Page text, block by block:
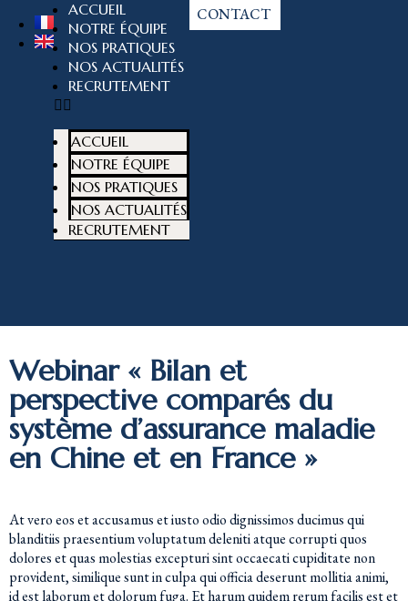
ACCUEIL
NOTRE ÉQUIPE
NOS PRATIQUES
NOS ACTUALITÉS
RECRUTEMENT
ACCUEIL
NOTRE ÉQUIPE
NOS PRATIQUES
NOS ACTUALITÉS
RECRUTEMENT
CONTACT
Webinar « Bilan et
perspective comparés du
système d’assurance maladie
en Chine et en France »
At vero eos et accusamus et iusto odio dignissimos ducimus qui
blanditiis praesentium voluptatum deleniti atque corrupti quos
dolores et quas molestias excepturi sint occaecati cupiditate non
provident, similique sunt in culpa qui officia deserunt mollitia animi,
id est laborum et dolorum fuga. Et harum quidem rerum facilis est et